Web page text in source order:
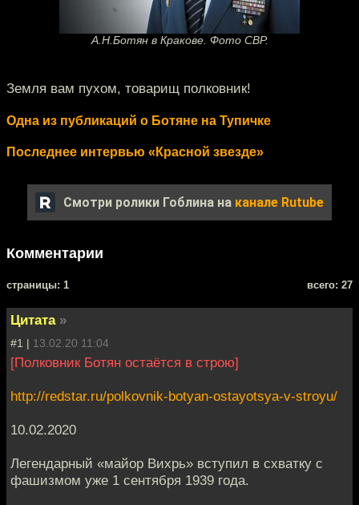
А.Н.Ботян в Кракове. Фото СВР.
Земля вам пухом, товарищ полковник!
Одна из публикаций о Ботяне на Тупичке
Последнее интервью «Красной звезде»
Смотри ролики Гоблина на канале Rutube
Комментарии
cтраницы: 1 всего: 27
Цитата »
#1 | 13.02.20 11:04
[Полковник Ботян остаётся в строю]
http://redstar.ru/polkovnik-botyan-ostayotsya-v-stroyu/
10.02.2020
Легендарный «майор Вихрь» вступил в схватку с
фашизмом уже 1 сентября 1939 года.